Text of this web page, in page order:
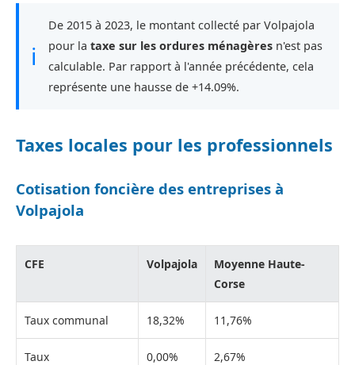
ℹ
De 2015 à 2023, le montant collecté par Volpajola
pour la taxe sur les ordures ménagères n'est pas
calculable. Par rapport à l'année précédente, cela
représente une hausse de +14.09%.
Taxes locales pour les professionnels
Cotisation foncière des entreprises à
Volpajola
CFE Volpajola
Moyenne Haute-
Corse
Taux communal 18,32% 11,76%
Taux
0,00% 2,67%